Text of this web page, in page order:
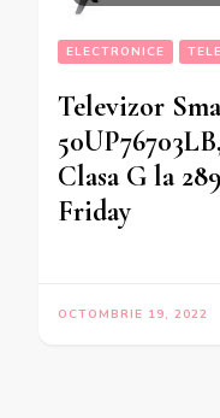
ELECTRONICE
Televizor
Clasa G la
Friday
OCTOMBRIE 19, 2022